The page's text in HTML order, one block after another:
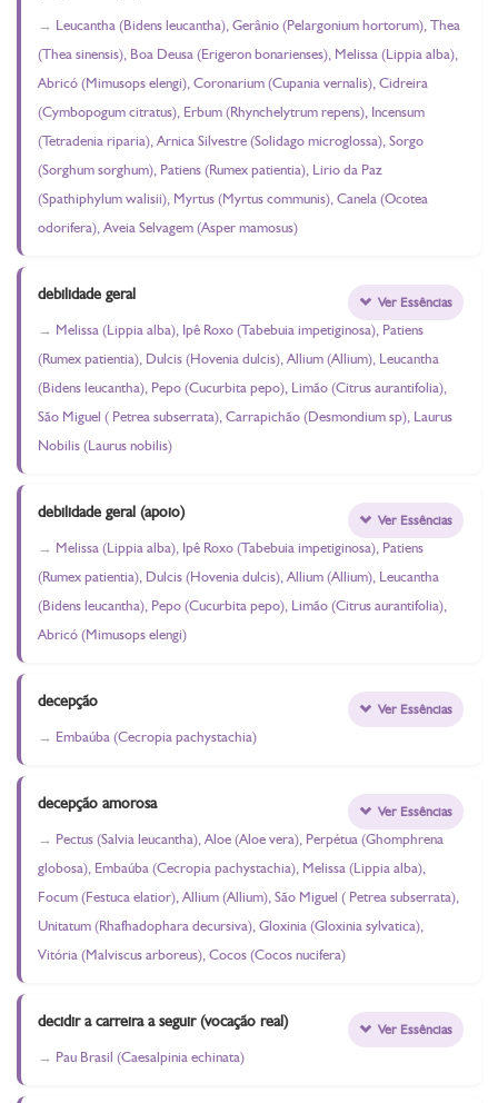
Leucantha (Bidens leucantha), Gerânio (Pelargonium hortorum), Thea
(Thea sinensis), Boa Deusa (Erigeron bonarienses), Melissa (Lippia alba),
Abricó (Mimusops elengi), Coronarium (Cupania vernalis), Cidreira
(Cymbopogum citratus), Erbum (Rhynchelytrum repens), Incensum
(Tetradenia riparia), Arnica Silvestre (Solidago microglossa), Sorgo
(Sorghum sorghum), Patiens (Rumex patientia), Lirio da Paz
(Spathiphylum walisii), Myrtus (Myrtus communis), Canela (Ocotea
odorifera), Aveia Selvagem (Asper mamosus)
debilidade geral
Melissa (Lippia alba), Ipê Roxo (Tabebuia impetiginosa), Patiens
(Rumex patientia), Dulcis (Hovenia dulcis), Allium (Allium), Leucantha
(Bidens leucantha), Pepo (Cucurbita pepo), Limão (Citrus aurantifolia),
São Miguel ( Petrea subserrata), Carrapichão (Desmondium sp), Laurus
Nobilis (Laurus nobilis)
Ver Essências
debilidade geral (apoio)
Melissa (Lippia alba), Ipê Roxo (Tabebuia impetiginosa), Patiens
(Rumex patientia), Dulcis (Hovenia dulcis), Allium (Allium), Leucantha
(Bidens leucantha), Pepo (Cucurbita pepo), Limão (Citrus aurantifolia),
Abricó (Mimusops elengi)
Ver Essências
decepção
Embaúba (Cecropia pachystachia)
Ver Essências
decepção amorosa
Pectus (Salvia leucantha), Aloe (Aloe vera), Perpétua (Ghomphrena
globosa), Embaúba (Cecropia pachystachia), Melissa (Lippia alba),
Focum (Festuca elatior), Allium (Allium), São Miguel ( Petrea subserrata),
Unitatum (Rhafhadophara decursiva), Gloxinia (Gloxinia sylvatica),
Vitória (Malviscus arboreus), Cocos (Cocos nucifera)
Ver Essências
decidir a carreira a seguir (vocação real)
Pau Brasil (Caesalpinia echinata)
Ver Essências